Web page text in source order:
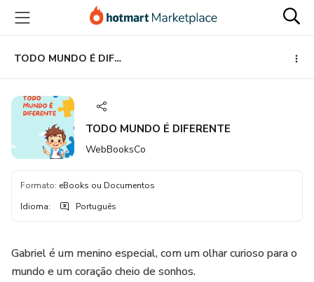
para
conteúdo
principal
para
pagamento
para
rodapé
TODO MUNDO É DIFERENTE
TODO MUNDO É DIFERENTE
WebBooksCo
Formato: eBooks ou Documentos
Idioma: Português
Gabriel é um menino especial, com um olhar curioso para o
mundo e um coração cheio de sonhos.